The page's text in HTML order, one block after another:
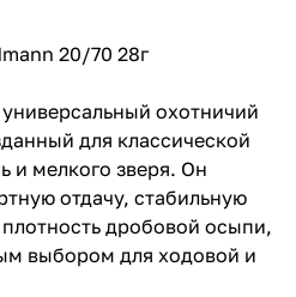
20/70 28г
охотничий
для классической
и мелкого зверя. Он
отдачу, стабильную
дробовой осыпи,
выбором для ходовой и